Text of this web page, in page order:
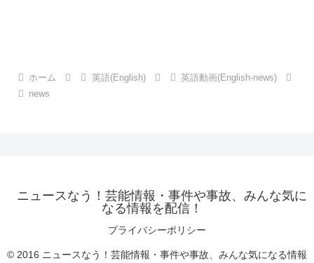
ホーム 英語(English)
英語動画(English-news)
news
ニュースなう！芸能情報・事件や事故、みんな気に
なる情報を配信！
プライバシーポリシー
© 2016 ニュースなう！芸能情報・事件や事故、みんな気になる情報